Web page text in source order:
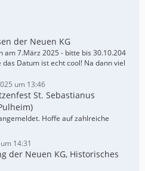
der Neuen KG
am 7.März 2025 - bitte bis 30.10.204
Datum ist echt cool! Na dann viel
um 13:46
St. Sebastianus
Hoffe auf zahlreiche
14:31
der Neuen KG, Historisches